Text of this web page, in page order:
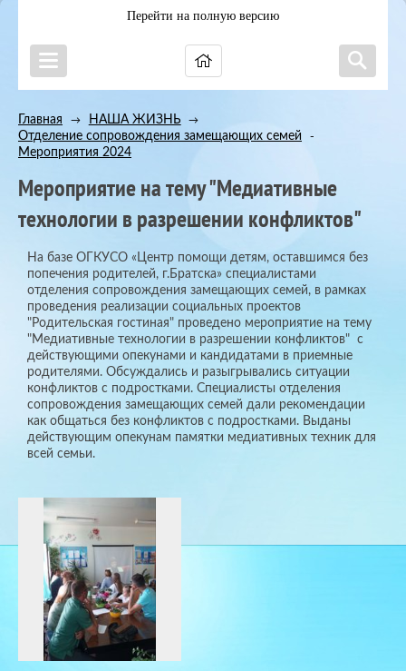
Перейти на полную версию
Главная → НАША ЖИЗНЬ →
Отделение сопровождения замещающих семей →
Мероприятия 2024
Мероприятие на тему "Медиативные
технологии в разрешении конфликтов"
На базе ОГКУСО «Центр помощи детям, оставшимся без
попечения родителей, г.Братска» специалистами
отделения сопровождения замещающих семей, в рамках
проведения реализации социальных проектов
"Родительская гостиная" проведено мероприятие на тему
"Медиативные технологии в разрешении конфликтов" с
действующими опекунами и кандидатами в приемные
родителями. Обсуждались и разыгрывались ситуации
конфликтов с подростками. Специалисты отделения
сопровождения замещающих семей дали рекомендации
как общаться без конфликтов с подростками. Выданы
действующим опекунам памятки медиативных техник для
всей семьи.